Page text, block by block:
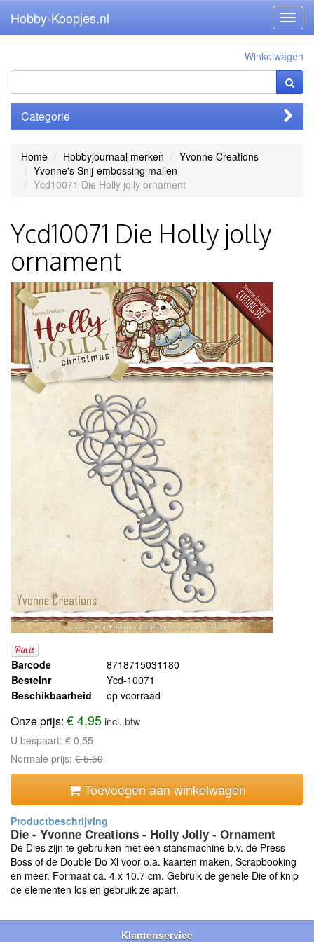
Hobby-Koopjes.nl
Winkelwagen
Categorie
Home Hobbyjournaal merken
Yvonne Creations
Yvonne's Snij-embossing mallen
Ycd10071 Die Holly jolly ornament
Ycd10071 Die Holly jolly
ornament
Barcode
8718715031180
Bestelnr
Ycd-10071
Beschikbaarheid
op voorraad
Onze prijs: € 4,95incl. btw
U bespaart: € 0,55
Normale prijs: € 5,50
Toevoegen aan winkelwagen
Die - Yvonne Creations - Holly Jolly - Ornament
De Dies zijn te gebruiken met een stansmachine b.v. de Press
Boss of de Double Do Xl voor o.a. kaarten maken, Scrapbooking
en meer. Formaat ca. 4 x 10.7 cm. Gebruik de gehele Die of knip
de elementen los en gebruik ze apart.
Klantenservice